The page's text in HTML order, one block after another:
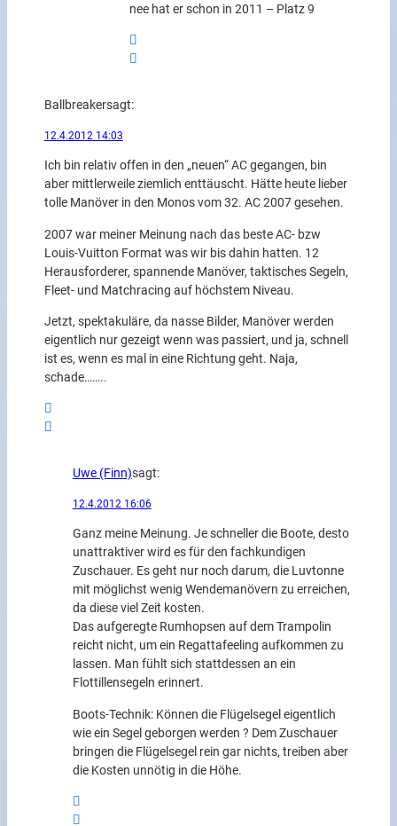
nee hat er schon in 2011 – Platz 9
Ballbreakersagt:
12.4.2012 14:03
Ich bin relativ offen in den „neuen“ AC gegangen, bin
aber mittlerweile ziemlich enttäuscht. Hätte heute lieber
tolle Manöver in den Monos vom 32. AC 2007 gesehen.
2007 war meiner Meinung nach das beste AC- bzw
Louis-Vuitton Format was wir bis dahin hatten. 12
Herausforderer, spannende Manöver, taktisches Segeln,
Fleet- und Matchracing auf höchstem Niveau.
Jetzt, spektakuläre, da nasse Bilder, Manöver werden
eigentlich nur gezeigt wenn was passiert, und ja, schnell
ist es, wenn es mal in eine Richtung geht. Naja,
schade……..
Uwe (Finn)sagt:
12.4.2012 16:06
Ganz meine Meinung. Je schneller die Boote, desto
unattraktiver wird es für den fachkundigen
Zuschauer. Es geht nur noch darum, die Luvtonne
mit möglichst wenig Wendemanövern zu erreichen,
da diese viel Zeit kosten.
Das aufgeregte Rumhopsen auf dem Trampolin
reicht nicht, um ein Regattafeeling aufkommen zu
lassen. Man fühlt sich stattdessen an ein
Flottillensegeln erinnert.
Boots-Technik: Können die Flügelsegel eigentlich
wie ein Segel geborgen werden ? Dem Zuschauer
bringen die Flügelsegel rein gar nichts, treiben aber
die Kosten unnötig in die Höhe.